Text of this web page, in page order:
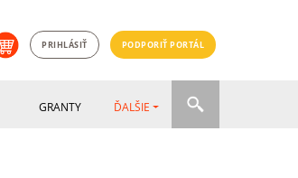
PRIHLÁSIŤ PODPORIŤ PORTÁL
GRANTY ĎALŠIE